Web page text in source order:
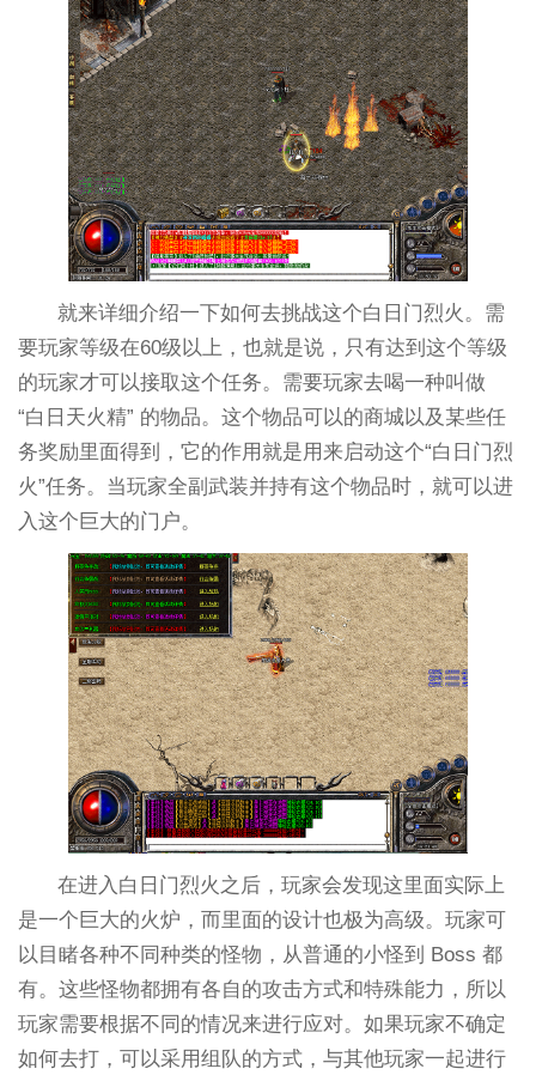
就来详细介绍一下如何去挑战这个白日门烈火。需
要玩家等级在60级以上，也就是说，只有达到这个等级
的玩家才可以接取这个任务。需要玩家去喝一种叫做
“白日天火精” 的物品。这个物品可以的商城以及某些任
务奖励里面得到，它的作用就是用来启动这个“白日门烈
火”任务。当玩家全副武装并持有这个物品时，就可以进
入这个巨大的门户。
在进入白日门烈火之后，玩家会发现这里面实际上
是一个巨大的火炉，而里面的设计也极为高级。玩家可
以目睹各种不同种类的怪物，从普通的小怪到 Boss 都
有。这些怪物都拥有各自的攻击方式和特殊能力，所以
玩家需要根据不同的情况来进行应对。如果玩家不确定
如何去打，可以采用组队的方式，与其他玩家一起进行